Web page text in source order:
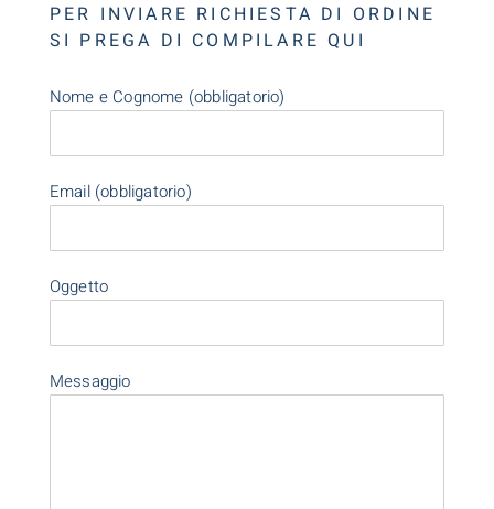
PER INVIARE RICHIESTA DI ORDINE
SI PREGA DI COMPILARE QUI
Nome e Cognome (obbligatorio)
Email (obbligatorio)
Oggetto
Messaggio